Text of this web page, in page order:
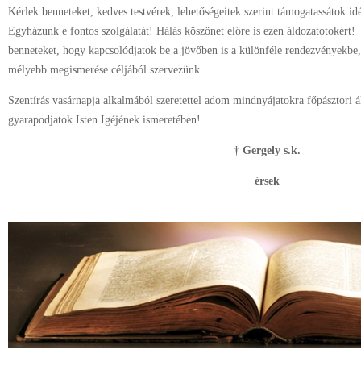
Kérlek benneteket, kedves testvérek, lehetőségeitek szerint támogatassátok
Egyházunk e fontos szolgálatát! Hálás köszönet előre is ezen
benneteket, hogy kapcsolódjatok be a jövőben is a különféle
mélyebb megismerése céljából szervezünk.
Szentírás vasárnapja alkalmából szeretettel adom mindnyájatokra főpásztori
gyarapodjatok Isten Igéjének ismeretében!
† Gergely s.k.
érsek